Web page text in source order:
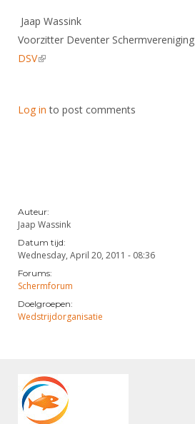
Geschiedenis van het schermen
Jaap Wassink
Voorzitter Deventer Schermvereniging
DSV(link is external)
Log in to post comments
Auteur:
Jaap Wassink
Datum tijd:
Wednesday, April 20, 2011 - 08:36
Forums:
Schermforum
Doelgroepen:
Wedstrijdorganisatie